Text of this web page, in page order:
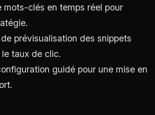
mots-clés en temps réel pour
prévisualisation des snippets
taux de clic.
guidé pour une mise en